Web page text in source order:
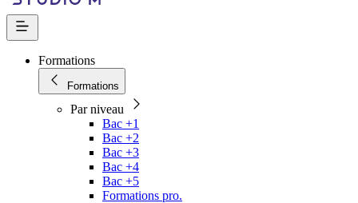
Formations
Formations
Par niveau
Bac +1
Bac +2
Bac +3
Bac +4
Bac +5
Formations pro.